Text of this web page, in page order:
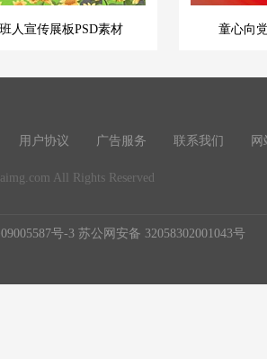
人宣传展板PSD素材 童心向
用户协议 广告服务 联系我们 网
All Rights Reserved
号-3 苏公网安备 32058302001043号